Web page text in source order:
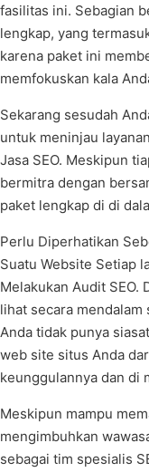
fasilitas ini. Sebagian
lengkap, yang
karena paket ini
memfokuskan kala
Sekarang sesudah
untuk meninjau
Jasa SEO. Meskipun
bermitra dengan
paket lengkap di di
Perlu Diperhatikan
Suatu Website Setiap
Melakukan Audit SEO.
lihat secara
Anda tidak punya
web site situs Anda
keunggulannya dan di
Meskipun mampu
mengimbuhkan
sebagai tim spesialis